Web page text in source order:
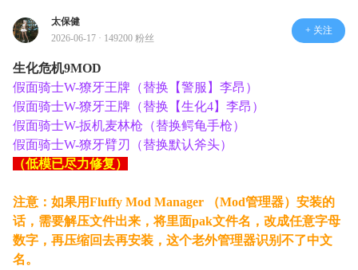
太保健
2026-06-17 · 149200 粉丝
+ 关注
生化危机9MOD
假面骑士W-獠牙王牌（替换【警服】李昂）
假面骑士W-獠牙王牌（替换【生化4】李昂）
假面骑士W-扳机麦林枪（替换鳄龟手枪）
假面骑士W-獠牙臂刃（替换默认斧头）
（低模已尽力修复）
注意：如果用Fluffy Mod Manager （Mod管理器）安装的
话，需要解压文件出来，将里面pak文件名，改成任意字母
数字，再压缩回去再安装，这个老外管理器识别不了中文
名。